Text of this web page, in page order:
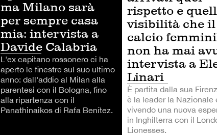
ma Milano sarà
per sempre casa
mia: intervista a
Davide Calabria
L'ex capitano rossonero ci ha
aperto le finestre sul suo ultimo
anno: dall'addio al Milan alla
parentesi con il Bologna, fino
alla ripartenza con il
Panathinaikos di Rafa Benítez.
rispetto e
visibilità che il
calcio
non ha mai
intervista a
Linari
È partita dalla sua
è la leader la Nazionale
vivendo una nuova
in Inghilterra con il
Lionesses.